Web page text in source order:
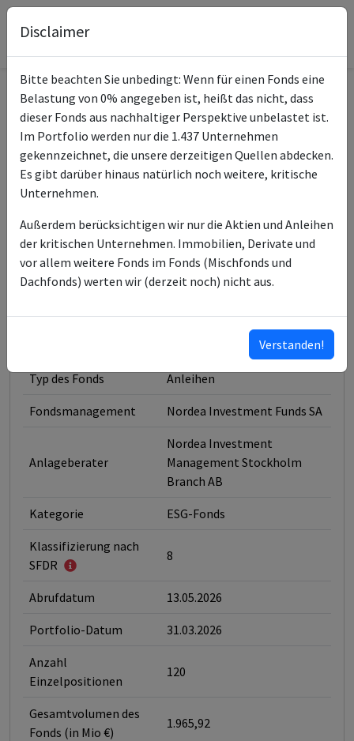
Informationen zum Fonds
Name
Nordea 1 - European
Financial Debt BP EUR
ISIN des Fonds
ISINs weiterer
Anteilsklassen
LU0772945464
LU2842083581
LU2097678309
LU0772942529
ISINs ausklappen
Typ des Fonds Anleihen
Fondsmanagement Nordea Investment Funds SA
Anlageberater
Nordea Investment
Management Stockholm
Branch AB
Kategorie ESG-Fonds
Klassifizierung nach
SFDR
8
Abrufdatum 13.05.2026
Portfolio-Datum 31.03.2026
Anzahl
Einzelpositionen
120
Gesamtvolumen des
Fonds (in Mio €)
1.965,92
Disclaimer
Bitte beachten Sie unbedingt: Wenn für einen Fonds eine
Belastung von 0% angegeben ist, heißt das nicht, dass
dieser Fonds aus nachhaltiger Perspektive unbelastet ist.
Im Portfolio werden nur die 1.437 Unternehmen
gekennzeichnet, die unsere derzeitigen Quellen abdecken.
Es gibt darüber hinaus natürlich noch weitere, kritische
Unternehmen.
Außerdem berücksichtigen wir nur die Aktien und Anleihen
der kritischen Unternehmen. Immobilien, Derivate und
vor allem weitere Fonds im Fonds (Mischfonds und
Dachfonds) werten wir (derzeit noch) nicht aus.
Verstanden!